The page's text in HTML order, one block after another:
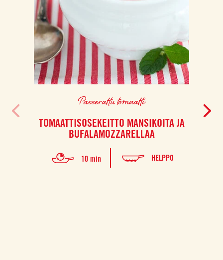
Paseerattu tomaatti
TOMAATTISOSEKEITTO MANSIKOITA JA
BUFALAMOZZARELLAA
10 min HELPPO